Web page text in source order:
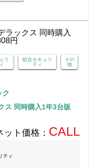
リ
総合セキュリ
ティ
その
他
ス 同時購入1年3台版
ット価格： CALL
ティ